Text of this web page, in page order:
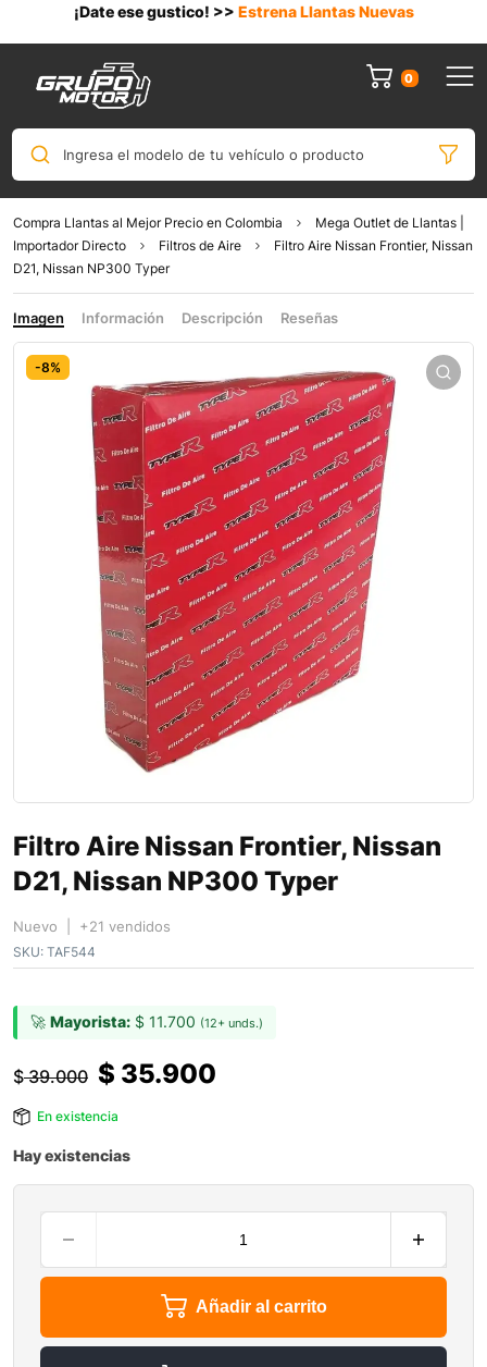
¡Date ese gustico! >> Estrena Llantas Nuevas
0
Ingresa el modelo de tu vehículo o producto
Compra Llantas al Mejor Precio en Colombia
Mega Outlet de Llantas |
Importador Directo
Filtros de Aire
Filtro Aire Nissan Frontier, Nissan
D21, Nissan NP300 Typer
Imagen Información Descripción Reseñas
-8%
Filtro Aire Nissan Frontier, Nissan
D21, Nissan NP300 Typer
Nuevo | +21 vendidos
SKU: TAF544
🚀 Mayorista: $ 11.700 (12+ unds.)
$39.000 $ 35.900
En existencia
Hay existencias
Añadir al carrito